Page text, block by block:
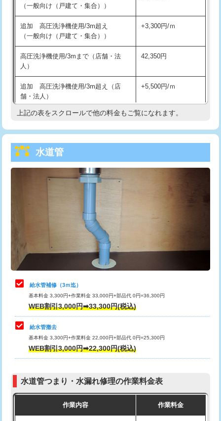
給水管工事※（支持金具設置)
給水管工事※（保温材使用（バンド止
め込み）)
5,500円
給水管工事※（土の掘削・埋め戻し作
業)
11,000円
給水管工事※（塩ビ管（VP・HI）使
用/3ｍまで)
33,000円
給水管工事※（塩ビ管（VP・HI）使
+8,800円
給水管工事※（ライニング鋼管・銅
管・ポリ管・HT管使用/3ｍまで)
給水管工事※（ライニング鋼管・銅
管・ポリ管・HT管使用/3ｍ超え)
排水管工事（土の掘削・埋め戻し作
11,000円~
排水管工事（排水管工事/3ｍまで） 55,000円
排水管工事（追加 排水管工事/3ｍ超
マス交換（土の掘削・埋め戻し作業）
マス交換（深さ50㎝未満）
マス交換（深さ50㎝以上）
コンクリート斫り（厚さ10㎝まで）
モルタル補修（厚さ10㎝超え） 38,500円
（一般向け（戸建て・集合））
追加 高圧洗浄機使用/3m超え
（一般向け（戸建て・集合））
+3,300円/ｍ
高圧洗浄機使用/3mまで（店舗・法
人）
42,350円
追加 高圧洗浄機使用/3m超え（店
舗・法人）
+5,500円/ｍ
高度高圧洗浄換 現地調査
トーラー機使用/3mまで
追加トーラー機使用/3m超え
33,000円
8,800円
止水・漏水調査・防水処理・清掃・修
理・調整・分解・加工など（軽作業）
11,000円
止水・漏水調査・防水処理・清掃・修
理・調整・分解・加工など（中作業）
止水・漏水調査・防水処理・清掃・修
理・調整・分解・加工など（重作業）
33,000円
その他部品の脱着
交換・取付（タンク）
式）)
式・ワンホール）)
上記の表をスクロールで他の料金もご覧になれます。
水道管
給水管補修（3ｍ迄）
基本料金 3,300円+作業料金 33,000円+部品代 0円=36,300円
WEB割引3,000円➡33,300円(税込)
給水管撤去
基本料金 3,300円+作業料金 22,000円+部品代 0円=25,300円
WEB割引3,000円➡22,300円(税込)
水道管つまり・水漏れ修理の作業料金表
作業内容 作業料金